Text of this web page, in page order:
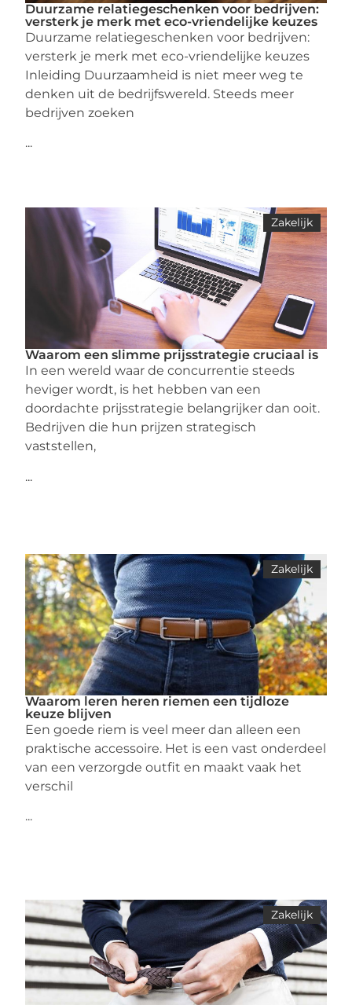
Duurzame relatiegeschenken voor bedrijven:
versterk je merk met eco-vriendelijke keuzes
Duurzame relatiegeschenken voor bedrijven:
versterk je merk met eco-vriendelijke keuzes
Inleiding Duurzaamheid is niet meer weg te
denken uit de bedrijfswereld. Steeds meer
bedrijven zoeken
...
Zakelijk
Waarom een slimme prijsstrategie cruciaal is
In een wereld waar de concurrentie steeds
heviger wordt, is het hebben van een
doordachte prijsstrategie belangrijker dan ooit.
Bedrijven die hun prijzen strategisch
vaststellen,
...
Zakelijk
Waarom leren heren riemen een tijdloze
keuze blijven
Een goede riem is veel meer dan alleen een
praktische accessoire. Het is een vast onderdeel
van een verzorgde outfit en maakt vaak het
verschil
...
Zakelijk